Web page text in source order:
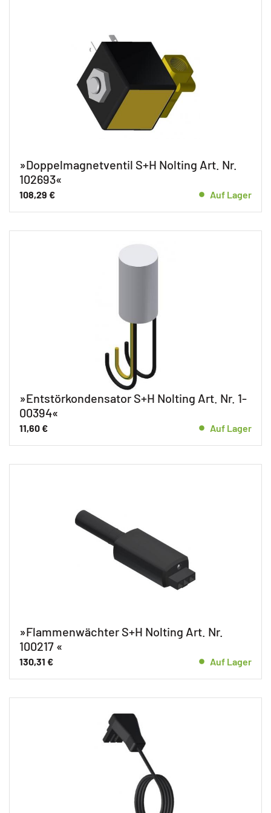
»Doppelmagnetventil S+H Nolting Art. Nr.
102693«
108,29 € Auf Lager
»Entstörkondensator S+H Nolting Art. Nr. 1-
00394«
11,60€ Auf Lager
»Flammenwächter S+H Nolting Art. Nr.
100217 «
130,31 € Auf Lager